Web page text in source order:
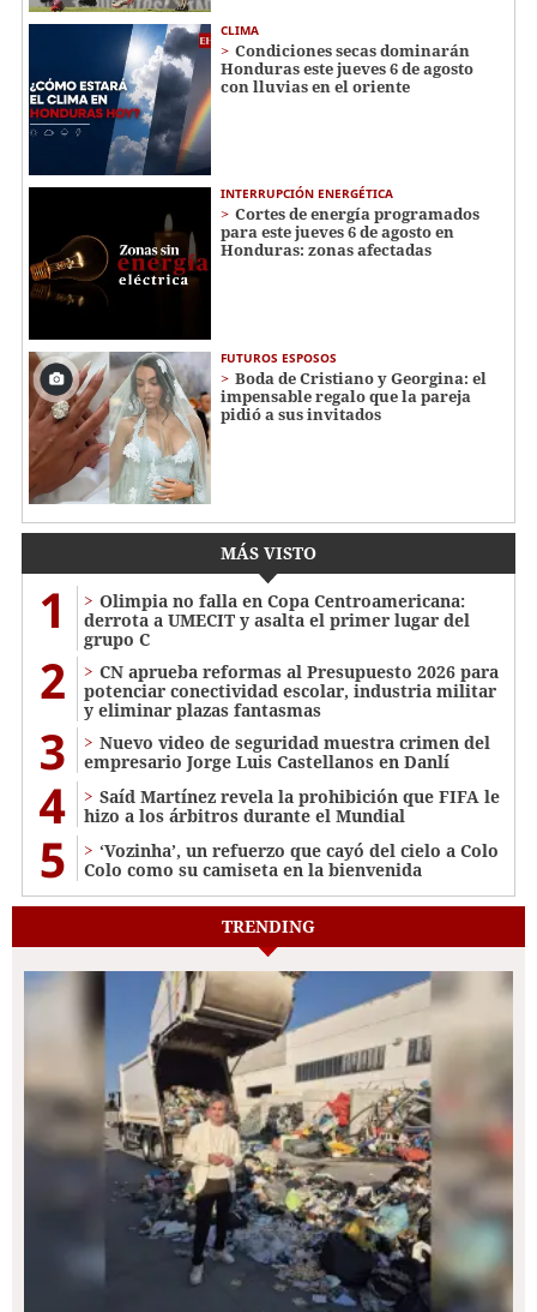
CLIMA
Condiciones secas dominarán
Honduras este jueves 6 de agosto
con lluvias en el oriente
INTERRUPCIÓN ENERGÉTICA
Cortes de energía programados
para este jueves 6 de agosto en
Honduras: zonas afectadas
FUTUROS ESPOSOS
Boda de Cristiano y Georgina: el
impensable regalo que la pareja
pidió a sus invitados
MÁS VISTO
1
Olimpia no falla en Copa Centroamericana:
derrota a UMECIT y asalta el primer lugar del
grupo C
2
CN aprueba reformas al Presupuesto 2026 para
potenciar conectividad escolar, industria militar
y eliminar plazas fantasmas
3
Nuevo video de seguridad muestra crimen del
empresario Jorge Luis Castellanos en Danlí
4
Saíd Martínez revela la prohibición que FIFA le
hizo a los árbitros durante el Mundial
5
‘Vozinha’, un refuerzo que cayó del cielo a Colo
Colo como su camiseta en la bienvenida
TRENDING